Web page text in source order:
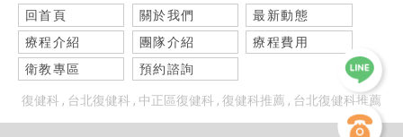
回首頁 關於我們
最新動態
療程介紹
團隊介紹
療程費用
衛教專區
預約諮詢
復健科 台北復健科 中正區復健科 復健科推薦 台北復健科推薦